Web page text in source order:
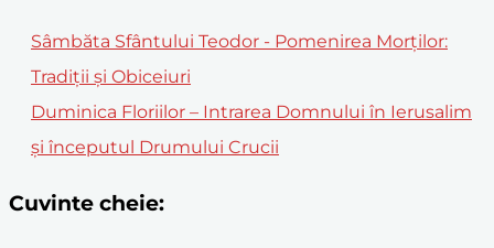
Sâmbăta Sfântului Teodor - Pomenirea Morților:
Tradiții și Obiceiuri
Duminica Floriilor – Intrarea Domnului în Ierusalim
și începutul Drumului Crucii
Cuvinte cheie: